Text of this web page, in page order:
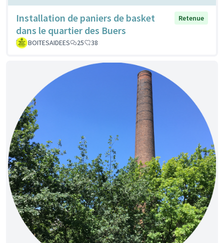
Installation de paniers de basket
dans le quartier des Buers
Retenue
BOITESAIDEES 25 38